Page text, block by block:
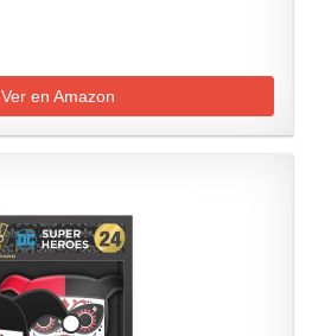
Ver en Amazon